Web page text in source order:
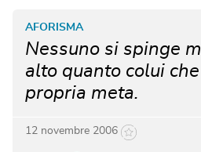
Nessuno si spinge
alto quanto colui
propria meta.
AFORISMA
12 novembre 2006